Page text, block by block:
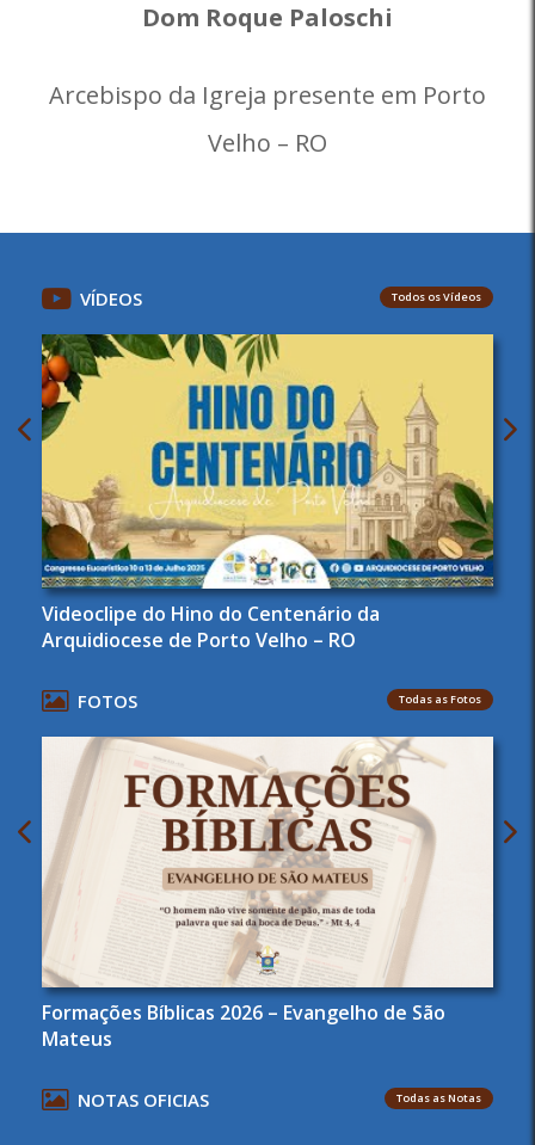
Dom Roque Paloschi
Arcebispo da Igreja presente em Porto
Velho – RO
VÍDEOS Todos os Vídeos
Videoclipe do Hino do Centenário da
Arquidiocese de Porto Velho – RO
FOTOS Todas as Fotos
Formações Bíblicas 2026 – Evangelho de São
Mateus
NOTAS OFICIAS Todas as Notas